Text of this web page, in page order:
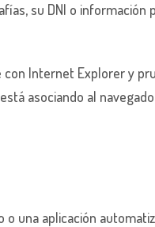
su DNI o información
Internet Explorer y
asociando al
una aplicación